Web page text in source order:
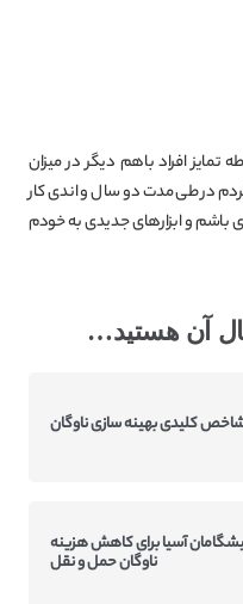
افراد باهم دیگر در میزان
در طی مدت دو سال و اندی کار
باشم و ابزارهای جدیدی به خودم
آن هستید…
آسیا برای کاهش هزینه
ناوگان حمل و نقل